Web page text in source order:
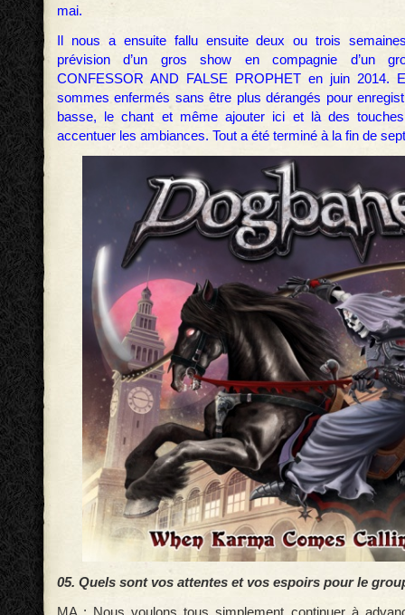
mai.
Il nous a ensuite fallu ensuite deux ou trois
prévision d’un gros show en compagnie d’un
CONFESSOR AND FALSE PROPHET en juin 2014.
sommes enfermés sans être plus dérangés pour
basse, le chant et même ajouter ici et là des
accentuer les ambiances. Tout a été terminé à la fin de
05. Quels sont vos attentes et vos espoirs pour le
MA : Nous voulons tous simplement continuer à